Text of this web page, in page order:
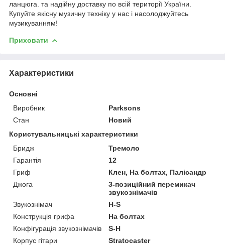
ланцюга. та надійну доставку по всій території України.
Купуйте якісну музичну техніку у нас і насолоджуйтесь
музикуванням!
Приховати
Характеристики
Основні
Виробник
Parksons
Стан
Новий
Користувальницькі характеристики
Бридж
Тремоло
Гарантія
12
Гриф
Клен, На болтах, Палісандр
Джога
3-позиційний перемикач
звукознімачів
Звукознімач
H-S
Конструкція грифа
На болтах
Конфігурація звукознімачів
S-H
Корпус гітари
Stratocaster